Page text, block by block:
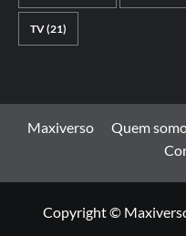
TV(21)
Maxiverso Quem
Copyright ©